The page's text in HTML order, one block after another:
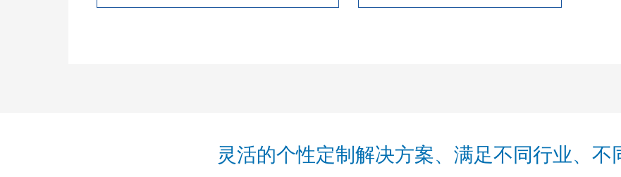
灵活的个性定制解决方案、满足不同行业、不